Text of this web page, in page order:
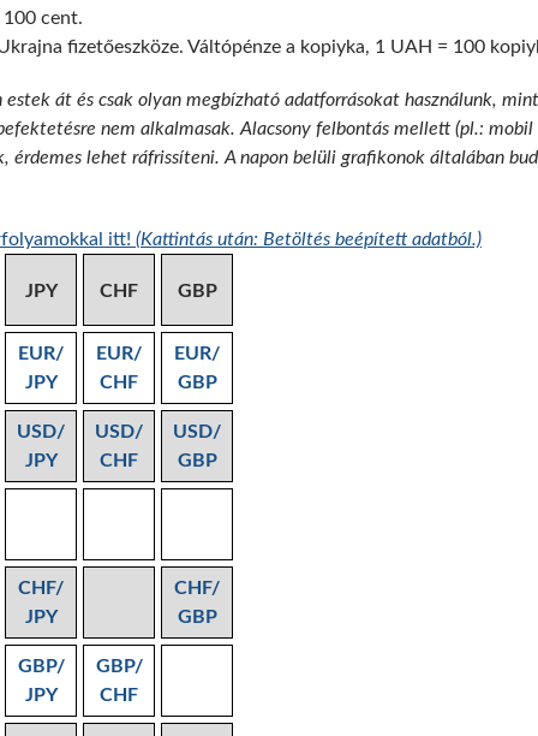
100 cent.
fizetőeszköze. Váltópénze a kopiyka, 1 UAH = 100
át és csak olyan megbízható adatforrásokat használunk,
nem alkalmasak. Alacsony felbontás mellett (pl.: mobil
lehet ráfrissíteni. A napon belüli grafikonok általában
itt! (Kattintás után: Betöltés beépített adatból.)
JPY CHF GBP
EUR/
JPY
EUR/
CHF
EUR/
GBP
USD/
JPY
USD/
CHF
USD/
GBP
CHF/
JPY
CHF/
GBP
GBP/
JPY
GBP/
CHF